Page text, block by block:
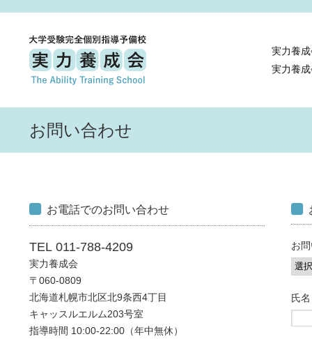
実力養
実力養
お問い合わせ
お電話でのお問い合わせ
TEL 011-788-4209
実力養成会
〒060-0809
北海道札幌市北区北9条西4丁目
キャッスルエルム203号室
指導時間 10:00-22:00（年中無休）
お
氏名